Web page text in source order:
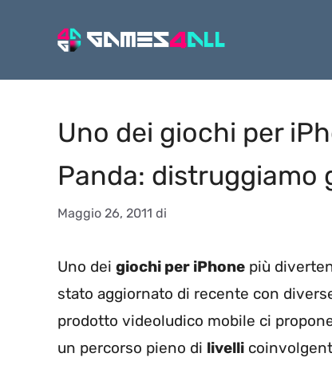
Uno dei giochi per
Panda: distruggiamo
Maggio 26, 2011 di
Uno dei giochi per iPhone più
stato aggiornato di recente con
prodotto videoludico mobile ci
un percorso pieno di livelli